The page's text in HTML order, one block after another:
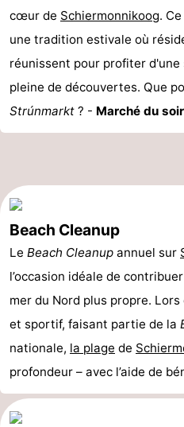
Noderstraun
-
Resort
Schierduin
Vitamaris
Campings
Resort
Schierduin
-
Vitamaris
Hôtels
Last
minutes
Plages
Voir
et
faire
Lieux
d'intérêt
-
cœur de Schiermonnikoog.
une tradition estivale où
réunissent pour profiter
pleine de découvertes. Que
Strúnmarkt ? - Marché du
Beach Cleanup
Le Beach Cleanup annuel sur
l’occasion idéale de
mer du Nord plus propre.
et sportif, faisant partie de la
nationale, la plage de
profondeur – avec l’aide de